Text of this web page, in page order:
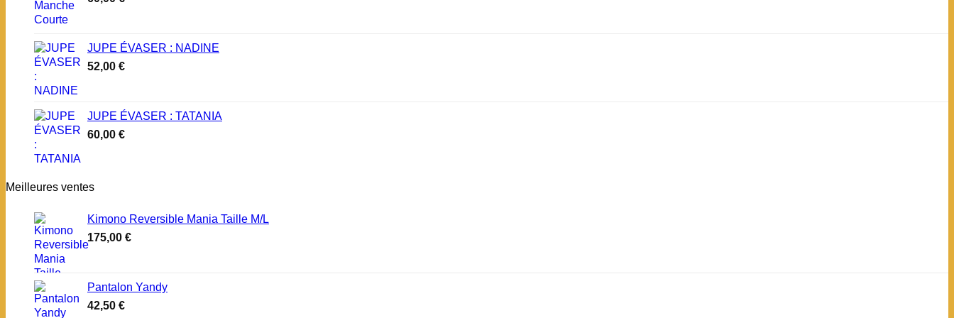
JUPE ÉVASER : NADINE
52,00 €
JUPE ÉVASER : TATANIA
60,00 €
Meilleures ventes
Kimono Reversible Mania Taille M/L
175,00 €
Pantalon Yandy
42,50 €